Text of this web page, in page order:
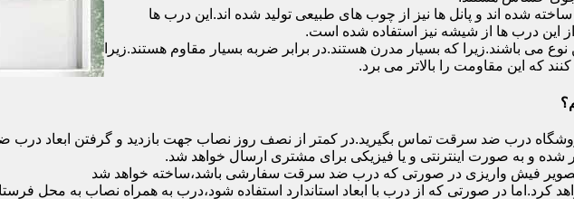
شده اند و پانل ها نیز از چوب های طبیعی تولید شده اند.این درب ها
این درب ها از شیشه نیز استفاده شده است.
می باشند.زیرا که بسیار مدرن هستند.در برابر ضربه بسیار مقاوم هستند.زیرا
که این مقاومت را بالاتر می برد.
درب ضد سرقت تماس بگیرید.در کمتر از نصف روز نصاب جهت بازدید و گرفتن ابعاد
و به صورت اینترنتی و یا فیزیکی برای مشتری ارسال خواهد شد.
تصویر فیش واریزی در صورتی که درب ضد سرقت سفارشی باشد،ساخته خواهد شد
در صورتی که از درب با ابعاد استاندارد استفاده شود،درب به همراه نصاب به محل